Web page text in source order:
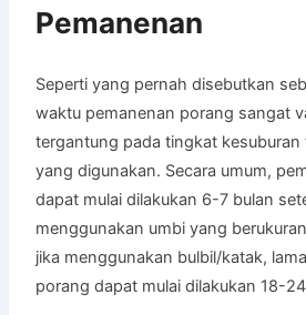
Pemanenan
Seperti yang pernah disebutkan
waktu pemanenan porang sangat
tergantung pada tingkat
yang digunakan. Secara umum,
dapat mulai dilakukan 6-7 bulan
menggunakan umbi yang
jika menggunakan bulbil/katak,
porang dapat mulai dilakukan 18-